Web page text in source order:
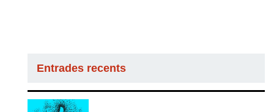
Entrades recents